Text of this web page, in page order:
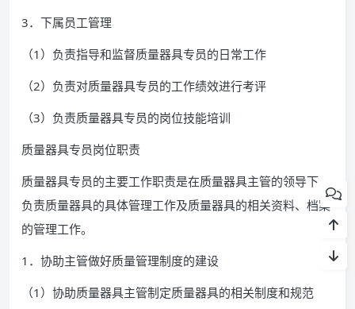
3．下属员工管理
（1）负责指导和监督质量器具专员的日常工作
（2）负责对质量器具专员的工作绩效进行考评
（3）负责质量器具专员的岗位技能培训
质量器具专员岗位职责
质量器具专员的主要工作职责是在质量器具主管的领导下，
负责质量器具的具体管理工作及质量器具的相关资料、档案
的管理工作。
1．协助主管做好质量管理制度的建设
（1）协助质量器具主管制定质量器具的相关制度和规范